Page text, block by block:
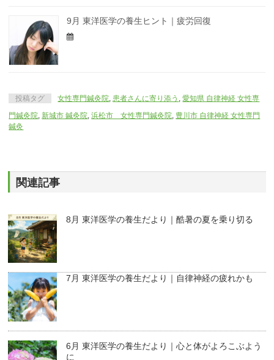
9月 東洋医学の養生ヒント｜疲労回復
投稿タグ 女性専門鍼灸院,患者さんに寄り添う ,愛知県 自律神経 女性専
門鍼灸院, 新城市 鍼灸院,浜松市 女性専門鍼灸院, 豊川市 自律神経 女性専門
鍼灸
関連記事
8月 東洋医学の養生だより｜酷暑の夏を乗り切る
7月 東洋医学の養生だより｜自律神経の疲れかも
6月 東洋医学の養生だより｜心と体がよろこぶよう
に